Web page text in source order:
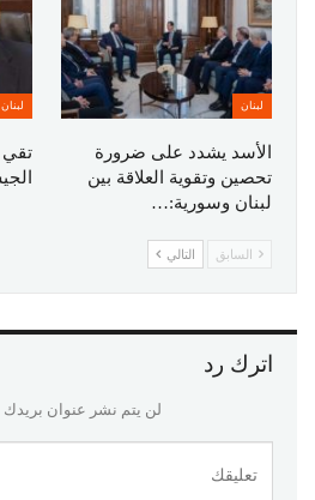
لبنان
الأسد يشدد على ضرورة
تحصين وتقوية العلاقة بين
لبنان وسورية:…
لبنان
تقي
السابق التالي
اترك رد
لن يتم نشر عنوان بريدك